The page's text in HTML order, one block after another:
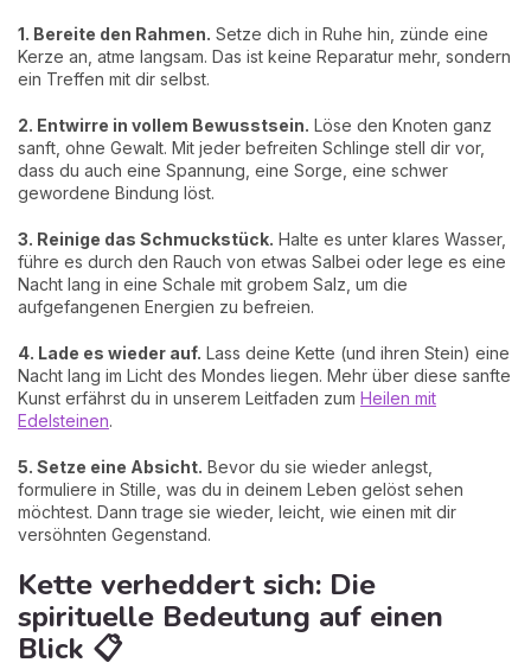
1. Bereite den Rahmen. Setze dich in Ruhe hin, zünde eine
Kerze an, atme langsam. Das ist keine Reparatur mehr, sondern
ein Treffen mit dir selbst.
2. Entwirre in vollem Bewusstsein. Löse den Knoten ganz
sanft, ohne Gewalt. Mit jeder befreiten Schlinge stell dir vor,
dass du auch eine Spannung, eine Sorge, eine schwer
gewordene Bindung löst.
3. Reinige das Schmuckstück. Halte es unter klares Wasser,
führe es durch den Rauch von etwas Salbei oder lege es eine
Nacht lang in eine Schale mit grobem Salz, um die
aufgefangenen Energien zu befreien.
4. Lade es wieder auf. Lass deine Kette (und ihren Stein) eine
Nacht lang im Licht des Mondes liegen. Mehr über diese sanfte
Kunst erfährst du in unserem Leitfaden zum Heilen mit
Edelsteinen.
5. Setze eine Absicht. Bevor du sie wieder anlegst,
formuliere in Stille, was du in deinem Leben gelöst sehen
möchtest. Dann trage sie wieder, leicht, wie einen mit dir
versöhnten Gegenstand.
Kette verheddert sich: Die
spirituelle Bedeutung auf einen
Blick 📋